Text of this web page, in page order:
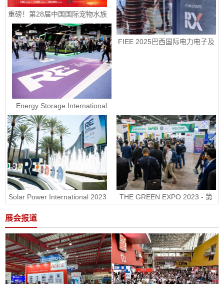
FIEE 2025巴西国际电力电子及
重磅！第28届中国国际宠物水族
展览会定档9月10-13日
Energy Storage International
2023 - 美国国际电池储能展ESI
Solar Power International 2023
- 美国国际太阳能展RE+
THE GREEN EXPO 2023 - 第
30届墨西哥绿色能源展
展会报道